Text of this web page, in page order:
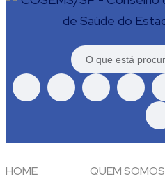
HOME QUEM SOMOS